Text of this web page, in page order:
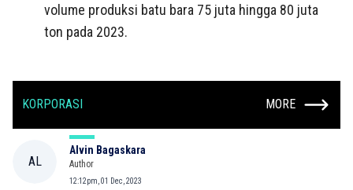
volume produksi batu bara 75 juta hingga 80 juta
ton pada 2023.
KORPORASI MORE
AL
Alvin Bagaskara
Author
12:12pm, 01 Dec, 2023